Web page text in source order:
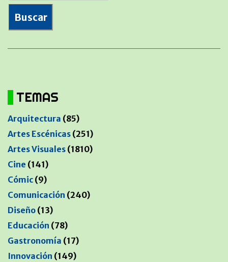
TEMAS
Arquitectura (85)
Artes Escénicas (251)
Artes Visuales (1810)
Cine (141)
Cómic (9)
Comunicación (240)
Diseño (13)
Educación (78)
Gastronomía (17)
Innovación (149)